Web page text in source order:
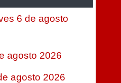
6 de agosto
agosto 2026
agosto 2026